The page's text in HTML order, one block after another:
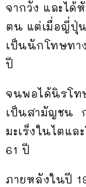
จากวัง และไ
ตน แต่เมื่อญี่ปุ่
เป็นนักโทษทา
ปี
จนพอได้นิรโท
เป็นสามัญชน
มะเร็งในไตแล
61 ปี
ภายหลังในปี